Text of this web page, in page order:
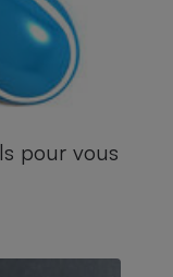
pour vous